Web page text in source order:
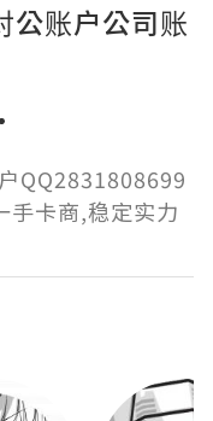
公账户公司账
QQ2831808699
手卡商,稳定实力